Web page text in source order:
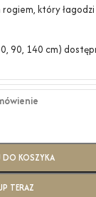
który
90, 140 cm)
KOSZYKA
TERAZ